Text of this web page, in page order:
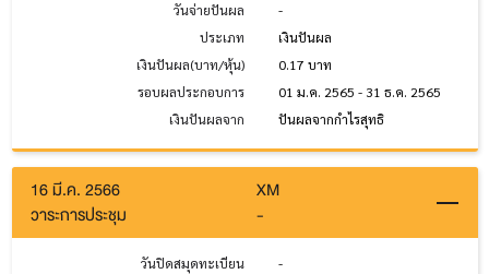
วันจ่ายปันผล
-
ประเภท
เงินปันผล
เงินปันผล(บาท/หุ้น)
0.17 บาท
รอบผลประกอบการ
01 ม.ค. 2565 - 31 ธ.ค. 2565
เงินปันผลจาก
ปันผลจากกำไรสุทธิ
16 มี.ค. 2566
XM
วาระการประชุม
-
วันปิดสมุดทะเบียน
-